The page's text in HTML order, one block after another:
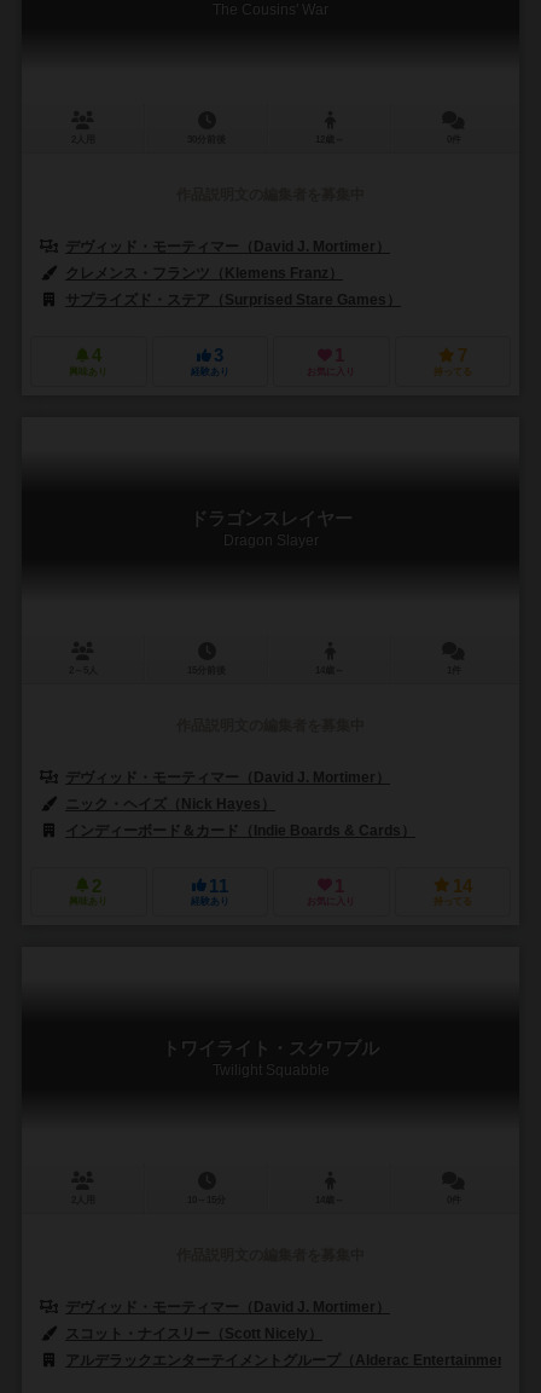
The Cousins' War
デヴィッド・モーティマー（David J. Mortimer）
クレメンス・フランツ（Klemens Franz）
サプライズド・ステア（Surprised Stare Games）
4
興味あり
3
経験あり
1
お気に入り
7
持ってる
ドラゴンスレイヤー
Dragon Slayer
デヴィッド・モーティマー（David J. Mortimer）
ニック・ヘイズ（Nick Hayes）
インディーボード＆カード（Indie Boards & Cards）
2
興味あり
11
経験あり
1
お気に入り
14
持ってる
トワイライト・スクワブル
Twilight Squabble
デヴィッド・モーティマー（David J. Mortimer）
スコット・ナイスリー（Scott Nicely）
アルデラックエンターテイメントグループ（Alderac Entertainment